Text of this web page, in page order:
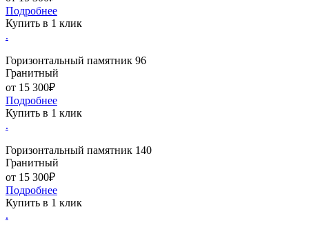
Подробнее
Купить в 1 клик
.
Горизонтальный памятник 96
Гранитный
от 15 300₽
Подробнее
Купить в 1 клик
.
Горизонтальный памятник 140
Гранитный
от 15 300₽
Подробнее
Купить в 1 клик
.